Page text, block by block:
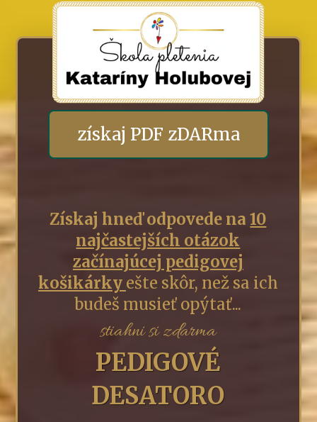
získaj PDF zDARma
Získaj hneď odpovede na10
najčastejších otázok
začínajúcej pedigovej
košikárky ešte skôr, než sa ich
budeš musieť opýtať...
stiahni si zdarma
PEDIGOVÉ
DESATORO